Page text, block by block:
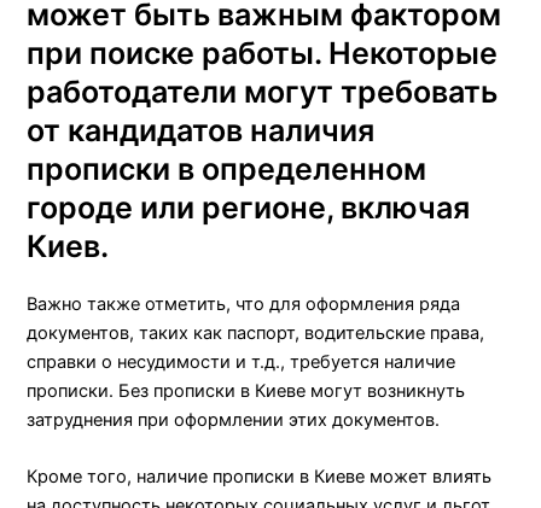
может быть важным фактором
при поиске работы. Некоторые
работодатели могут требовать
от кандидатов наличия
прописки в определенном
городе или регионе, включая
Киев.
Важно также отметить, что для оформления ряда
документов, таких как паспорт, водительские права,
справки о несудимости и т.д., требуется наличие
прописки. Без прописки в Киеве могут возникнуть
затруднения при оформлении этих документов.
Кроме того, наличие прописки в Киеве может влиять